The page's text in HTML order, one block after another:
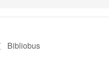
Bibliobus